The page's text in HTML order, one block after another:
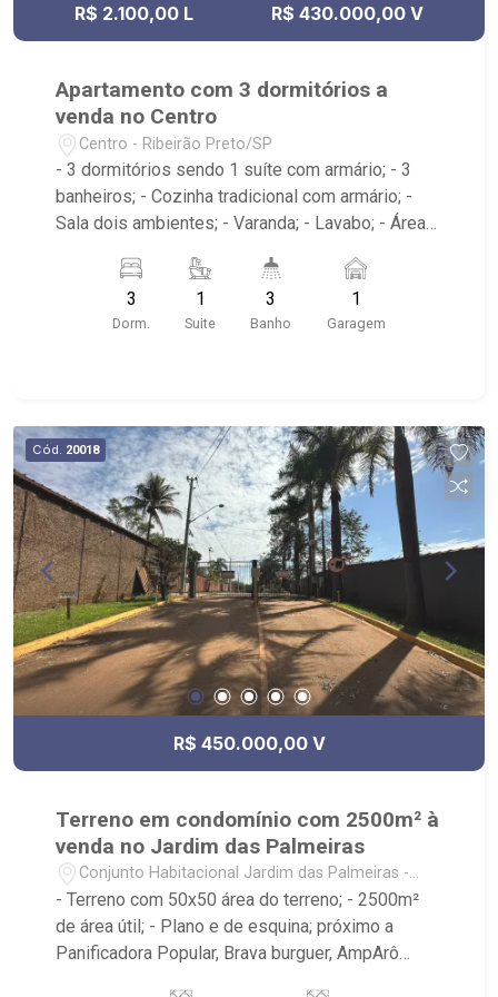
R$ 2.100,00 L R$ 430.000,00 V
Apartamento com 3 dormitórios a
venda no Centro
Centro - Ribeirão Preto/SP
- 3 dormitórios sendo 1 suíte com armário; - 3
banheiros; - Cozinha tradicional com armário; -
Sala dois ambientes; - Varanda; - Lavabo; - Área
com elevador; - Próximo ao Theatro Pedro II,
Choperia Pinguim, Praça XV de Novembro,
Restaurante Ao Carioca, E.E. Fábio Barreto
3
Dorm.
1
Suite
3
Banho
1
Garagem
Cód. 20018
R$ 450.000,00 V
Terreno em condomínio com 2500m² à
venda no Jardim das Palmeiras
Conjunto Habitacional Jardim das Palmeiras -
Ribeirão Preto/SP
- Terreno com 50x50 área do terreno; - 2500m²
de área útil; - Plano e de esquina; próximo a
Panificadora Popular, Brava burguer, AmpArô